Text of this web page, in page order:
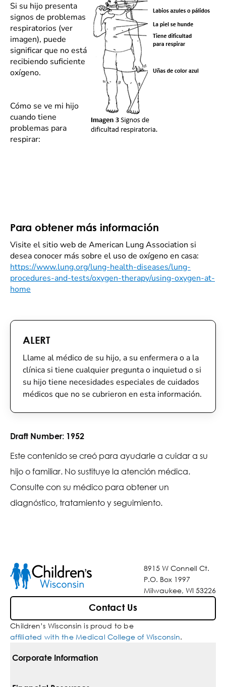
Si su hijo presenta
signos de problemas
respiratorios (ver
imagen), puede
significar que no está
recibiendo suficiente
oxígeno.
Cómo se ve mi hijo
cuando tiene
problemas para
respirar:
Para obtener más información
Visite el sitio web de American Lung Association si
desea conocer más sobre el uso de oxígeno en casa:
https://www.lung.org/lung-health-diseases/lung-
procedures-and-tests/oxygen-therapy/using-oxygen-at-
home
ALERT
Llame al médico de su hijo, a su enfermera o a la
clínica si tiene cualquier pregunta o inquietud o si
su hijo tiene necesidades especiales de cuidados
médicos que no se cubrieron en esta información.
Draft Number: 1952
Este contenido se creó para ayudarle a cuidar a su
hijo o familiar. No sustituye la atención médica.
Consulte con su médico para obtener un
diagnóstico, tratamiento y seguimiento.
8915 W Connell Ct.
P.O. Box 1997
Milwaukee, WI 53226
Contact Us
Children’s Wisconsin is proud to be
affiliated with the Medical College of Wisconsin.
Corporate Information
For Vendors